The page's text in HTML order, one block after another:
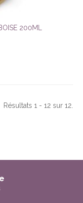
200ML
Résultats 1 - 12 sur 12.